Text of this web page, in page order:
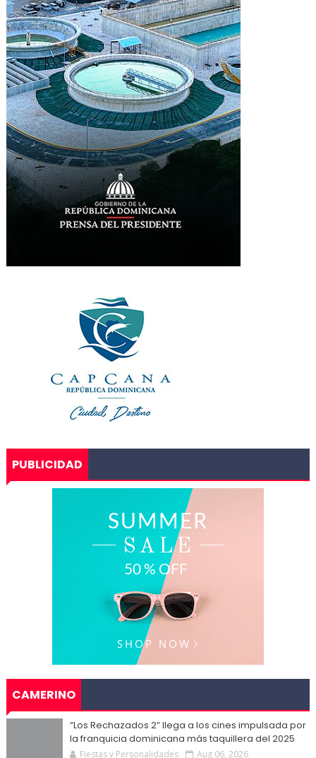
PUBLICIDAD
CAMERINO
“Los Rechazados 2” llega a los cines impulsada por
la franquicia dominicana más taquillera del 2025
Fiestas y Personalidades Aug 06, 2026